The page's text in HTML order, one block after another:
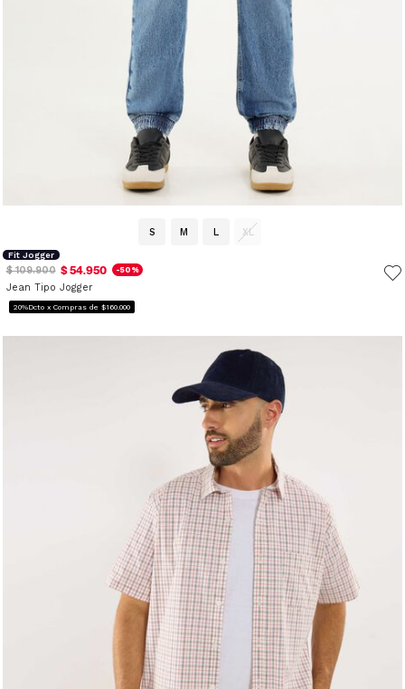
S M L XL
Fit Jogger
$ 109.900 $ 54.950 -50%
Jean Tipo Jogger
20%Dcto x Compras de $160.000